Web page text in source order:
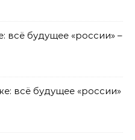
всё будущее «россии» –
всё будущее «россии»